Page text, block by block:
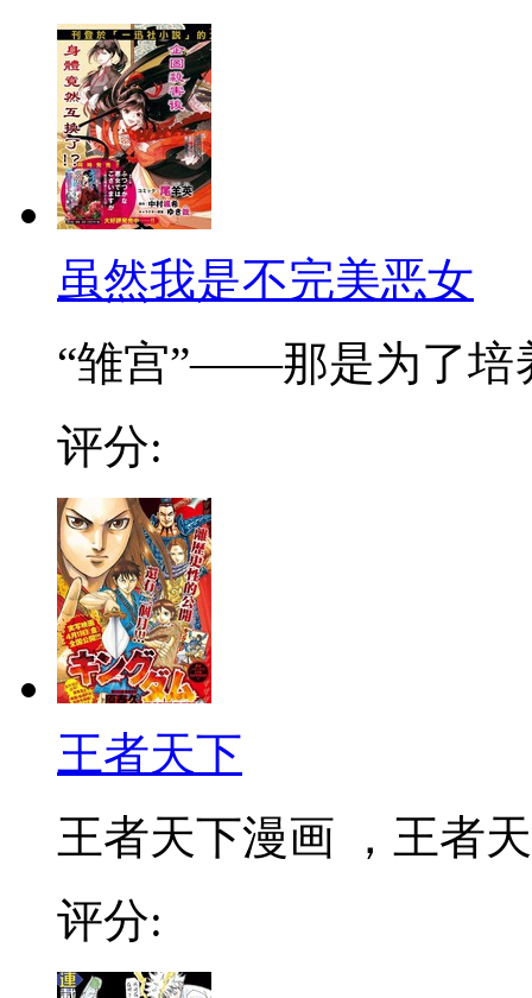
虽然我是不完美恶女
“雏宫”——那是为了培
评分:
王者天下
王者天下漫画 ，王者
评分: